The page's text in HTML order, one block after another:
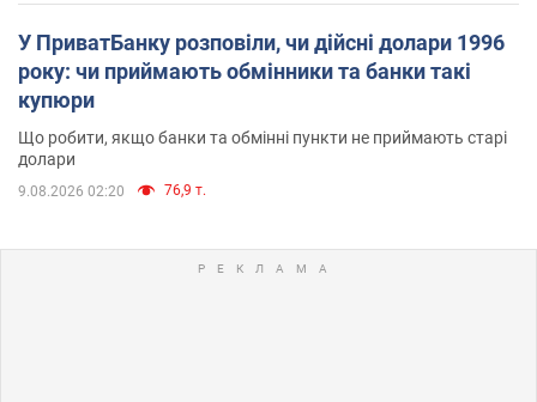
У ПриватБанку розповіли, чи дійсні долари 1996
року: чи приймають обмінники та банки такі
купюри
Що робити, якщо банки та обмінні пункти не приймають старі
долари
9.08.2026 02:20 76,9 т.